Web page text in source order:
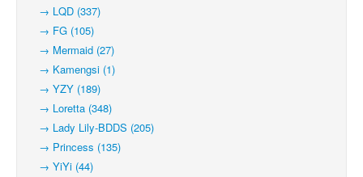
→ LQD (337)
→ FG (105)
→ Mermaid (27)
→ Kamengsi (1)
→ YZY (189)
→ Loretta (348)
→ Lady Lily-BDDS (205)
→ Princess (135)
→ YiYi (44)